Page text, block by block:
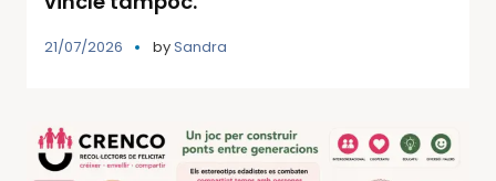
21/07/2026 bySandra